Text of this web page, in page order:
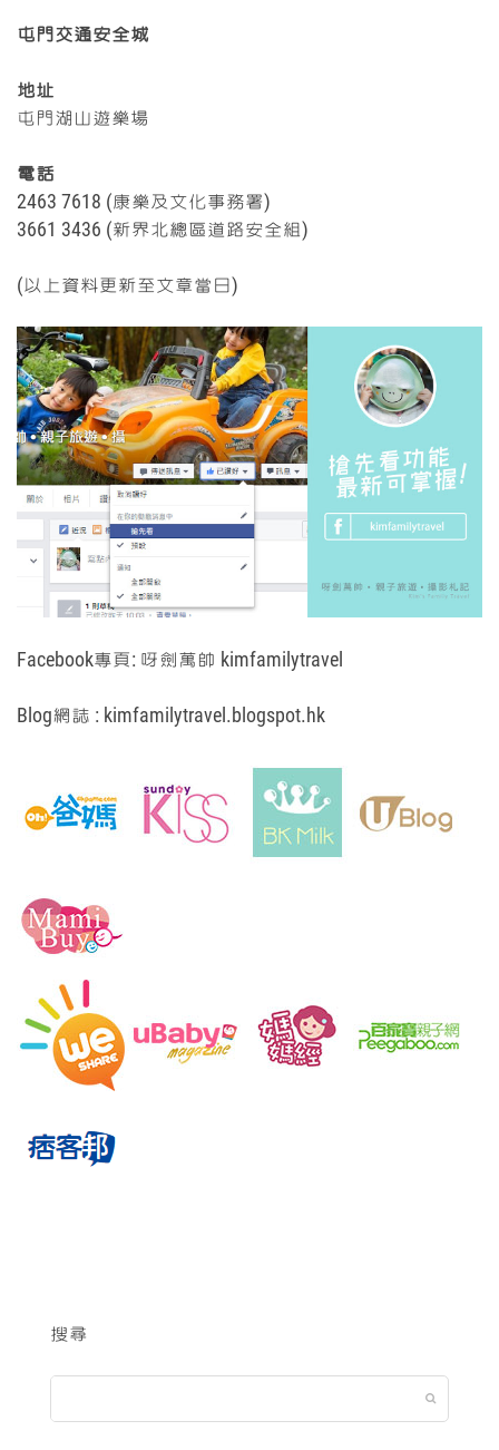
屯門交通安全城
地址
屯門湖山遊樂場
電話
2463 7618 (康樂及文化事務署)
3661 3436 (新界北總區道路安全組)
(以上資料更新至文章當日)
Facebook專頁: 呀劍萬帥 kimfamilytravel
Blog網誌 : kimfamilytravel.blogspot.hk
搜尋